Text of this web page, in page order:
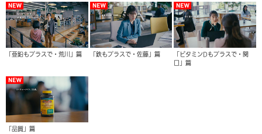
「亜鉛もプラスで・荒川」篇 「鉄もプラスで・佐藤」篇
「ビタミンDもプラスで・関
口」篇
「品質」篇